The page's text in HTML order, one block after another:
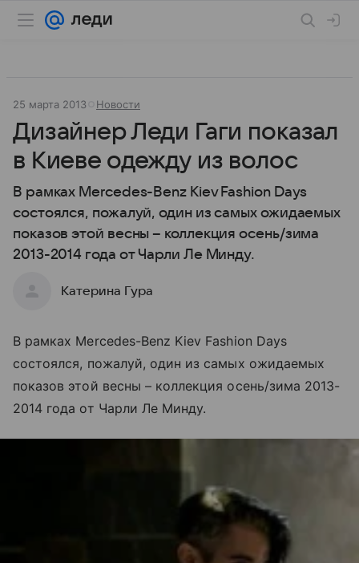
25 марта 2013 Новости
Дизайнер Леди Гаги показал
в Киеве одежду из волос
В рамках Mercedes-Benz Kiev Fashion Days
состоялся, пожалуй, один из самых ожидаемых
показов этой весны – коллекция осень/зима
2013-2014 года от Чарли Ле Минду.
Катерина Гура
В рамках Mercedes-Benz Kiev Fashion Days
состоялся, пожалуй, один из самых ожидаемых
показов этой весны – коллекция осень/зима 2013-
2014 года от Чарли Ле Минду.